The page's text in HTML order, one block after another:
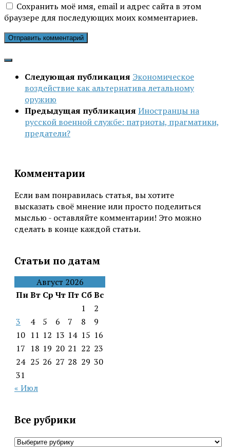
Сохранить моё имя, email и адрес сайта в этом
браузере для последующих моих комментариев.
Следующая публикация Экономическое
воздействие как альтернатива летальному
оружию
Предыдущая публикация Иностранцы на
русской военной службе: патриоты, прагматики,
предатели?
Комментарии
Если вам понравилась статья, вы хотите
высказать своё мнение или просто поделиться
мыслью - оставляйте комментарии! Это можно
сделать в конце каждой статьи.
Статьи по датам
Август 2026
ПнВт Ср ЧтПт СбВс
1
2
3
4 5 6 7 8
9
10 11 12 13 14 15 16
17 18 19 20 21 22 23
24 25 26 27 28 29 30
31
« Июл
Все рубрики
Все